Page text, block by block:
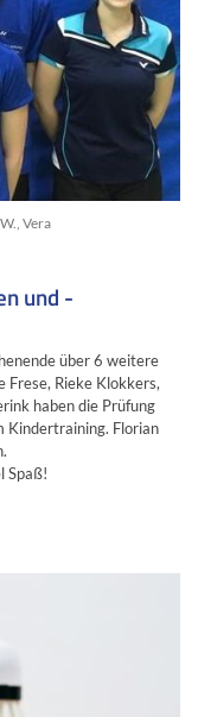
Vera
und -
über 6 weitere
Rieke Klokkers,
haben die Prüfung
Kindertraining. Florian
Spaß!